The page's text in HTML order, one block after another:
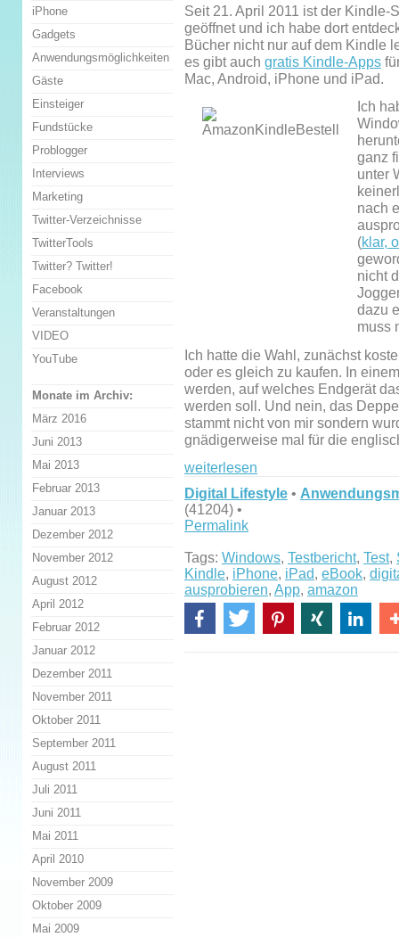
Seit 21. April 2011 ist der Kindle-
geöffnet und ich habe dort
Bücher nicht nur auf dem Kindle
es gibt auch gratis Kindle-Apps
Mac, Android, iPhone und iPad.
Ich
ganz
unter
nach
(klar,
nicht
dazu
muss
Ich hatte die Wahl, zunächst
oder es gleich zu kaufen. In
werden, auf welches Endgerät
werden soll. Und nein, das
stammt nicht von mir sondern
gnädigerweise mal für die
weiterlesen
Digital Lifestyle •
(41204) •
Permalink
Tags: Windows, Testbericht, Test,
Kindle, iPhone, iPad, eBook,
ausprobieren, App, amazon
iPhone
Gadgets
Anwendungsmöglichkeiten
Gäste
Einsteiger
Fundstücke
Problogger
Interviews
Marketing
Twitter-Verzeichnisse
TwitterTools
Twitter? Twitter!
Facebook
Veranstaltungen
VIDEO
YouTube
Monate im Archiv:
März 2016
Juni 2013
Mai 2013
Februar 2013
Januar 2013
Dezember 2012
November 2012
August 2012
April 2012
Februar 2012
Januar 2012
Dezember 2011
November 2011
Oktober 2011
September 2011
August 2011
Juli 2011
Juni 2011
Mai 2011
April 2010
November 2009
Oktober 2009
Mai 2009